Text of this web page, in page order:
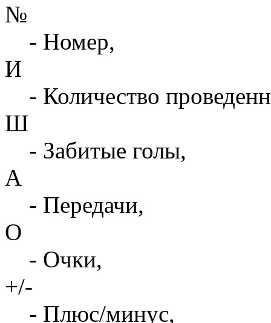
№
- Номер,
И
- Количество
Ш
- Забитые голы,
А
- Передачи,
О
- Очки,
+/-
- Плюс/минус,